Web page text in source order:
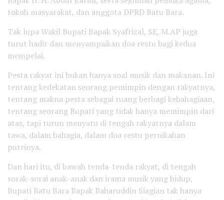
tokoh masyarakat, dan anggota DPRD Batu Bara.
Tak lupa Wakil Bupati Bapak Syafrizal, SE, M.AP juga
turut hadir dan menyampaikan doa restu bagi kedua
mempelai.
Pesta rakyat ini bukan hanya soal musik dan makanan. Ini
tentang kedekatan seorang pemimpin dengan rakyatnya,
tentang makna pesta sebagai ruang berbagi kebahagiaan,
tentang seorang Bupati yang tidak hanya memimpin dari
atas, tapi turun menyatu di tengah rakyatnya dalam
tawa, dalam bahagia, dalam doa restu pernikahan
putrinya.
Dan hari itu, di bawah tenda-tenda rakyat, di tengah
sorak-sorai anak-anak dan irama musik yang hidup,
Bupati Batu Bara Bapak Baharuddin Siagian tak hanya